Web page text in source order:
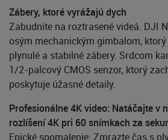
Zábery, ktoré vyrážajú dych
Zabudnite na roztrasené videá. DJI
osým mechanickým gimbalom,
plynulé a stabilné zábery. Srdcom
1/2-palcový CMOS senzor, ktorý
poskytuje úžasné detaily.
Profesionálne 4K video: Natáčajte v
rozlíšení 4K pri 60 snímkach za
Epické spomalenie: Zmrazte čas s